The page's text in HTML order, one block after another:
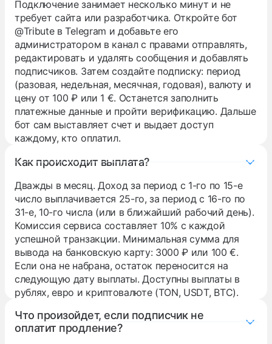
Подключение занимает несколько минут и не
требует сайта или разработчика. Откройте бот
@Tributeв Telegram и добавьте его
администратором в канал с правами отправлять,
редактировать и удалять сообщения и добавлять
подписчиков. Затем создайте подписку: период
(разовая, недельная, месячная, годовая), валюту и
цену от 100 ₽ или 1 €. Останется заполнить
платежные данные и пройти верификацию. Дальше
бот сам выставляет счет и выдает доступ
каждому, кто оплатил.
Как происходит выплата?
Дважды в месяц. Доход за период с 1-го по 15-е
число выплачивается 25-го, за период с 16-го по
31-е, 10-го числа (или в ближайший рабочий день).
Комиссия сервиса составляет 10% с каждой
успешной транзакции. Минимальная сумма для
вывода на банковскую карту: 3000 ₽ или 100 €.
Если она не набрана, остаток переносится на
следующую дату выплаты. Доступны выплаты в
рублях, евро и криптовалюте (TON, USDT, BTC).
Что произойдет, если подписчик не
оплатит продление?